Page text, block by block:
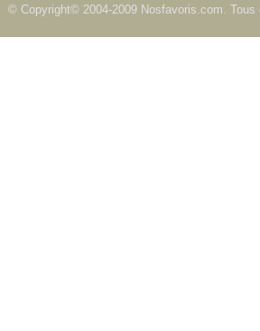
© Copyright© 2004-2009 Nosfavoris.com. Tous